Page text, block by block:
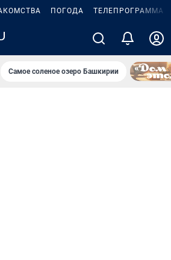
ПОГОДА ТЕЛЕПРОГРАММА
Самое соленое озеро Башкирии